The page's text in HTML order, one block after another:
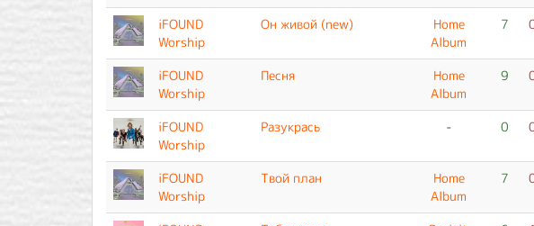
iFOUND
Worship
Он живой (new)
Home
Album
7
iFOUND
Worship
Песня
Home
Album
9
iFOUND
Worship
Разукрась - 0
iFOUND
Worship
Твой план
Home
Album
7